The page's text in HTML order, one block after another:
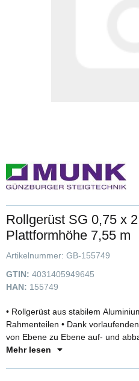
Rollgerüst SG 0,75 x
Plattformhöhe 7,55 m
Artikelnummer: GB-155749
GTIN: 4031405949645
HAN: 155749
• Rollgerüst aus stabilem
Rahmenteilen • Dank
von Ebene zu Ebene auf- und
einzeln als Ersatz- oder
Mehr lesen